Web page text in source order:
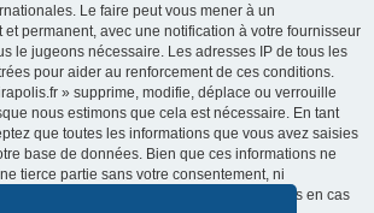
Le faire peut vous mener à un
permanent, avec une notification à votre fournisseur
le jugeons nécessaire. Les adresses IP de tous les
pour aider au renforcement de ces conditions.
» supprime, modifie, déplace ou verrouille
nous estimons que cela est nécessaire. En tant
que toutes les informations que vous avez saisies
base de données. Bien que ces informations ne
tierce partie sans votre consentement, ni
ne pourront être tenus comme responsables en cas